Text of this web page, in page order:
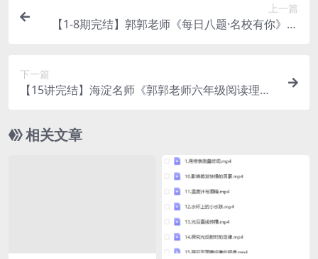
上一篇
【1-8期完结】郭郭老师《每日八题·名校有你》大
下一篇
【15讲完结】海淀名师《郭郭老师六年级阅读理
网盘下载
相关文章